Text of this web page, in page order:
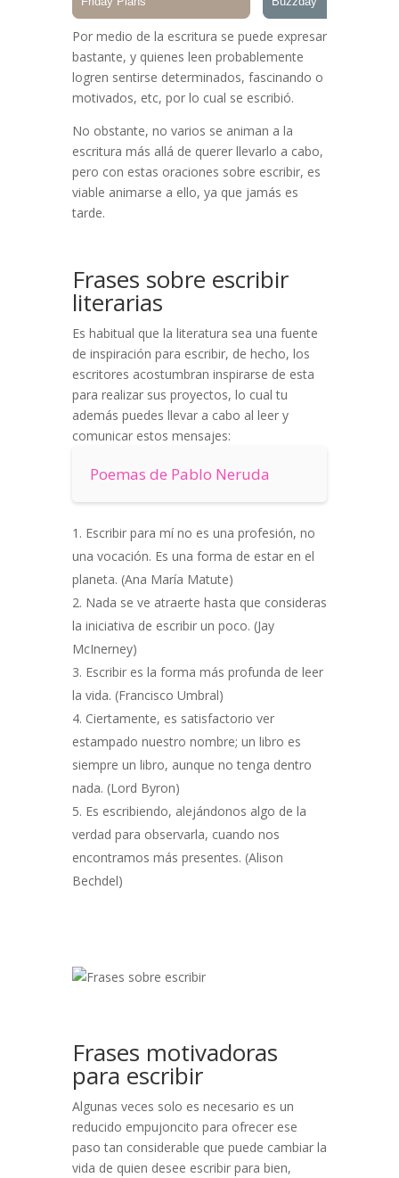
Por medio de la escritura se puede expresar
bastante, y quienes leen probablemente
logren sentirse determinados, fascinando o
motivados, etc, por lo cual se escribió.
No obstante, no varios se animan a la
escritura más allá de querer llevarlo a cabo,
pero con estas oraciones sobre escribir, es
viable animarse a ello, ya que jamás es
tarde.
Frases sobre escribir
literarias
Es habitual que la literatura sea una fuente
de inspiración para escribir, de hecho, los
escritores acostumbran inspirarse de esta
para realizar sus proyectos, lo cual tu
además puedes llevar a cabo al leer y
comunicar estos mensajes:
Poemas de Pablo Neruda
Escribir para mí no es una profesión, no
una vocación. Es una forma de estar en el
planeta. (Ana María Matute)
Nada se ve atraerte hasta que consideras
la iniciativa de escribir un poco. (Jay
McInerney)
Escribir es la forma más profunda de leer
la vida. (Francisco Umbral)
Ciertamente, es satisfactorio ver
estampado nuestro nombre; un libro es
siempre un libro, aunque no tenga dentro
nada. (Lord Byron)
Es escribiendo, alejándonos algo de la
verdad para observarla, cuando nos
encontramos más presentes. (Alison
Bechdel)
Frases motivadoras
para escribir
Algunas veces solo es necesario es un
reducido empujoncito para ofrecer ese
paso tan considerable que puede cambiar la
vida de quien desee escribir para bien,